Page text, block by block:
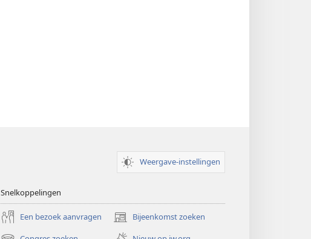
Weergave-instellingen
Snelkoppelingen
Een bezoek aanvragen Bijeenkomst zoeken
(opent
nieuw